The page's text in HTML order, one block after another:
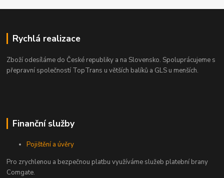
Rychlá realizace
Zboží odesíláme do České republiky a na Slovensko. Spoluprácujeme s
přepravní společností TopTrans u větších balíků a GLS u menších.
Finanční služby
Pojištění a úvěry
Pro zrychlenou a bezpečnou platbu využíváme služeb platební brany
Comgate.